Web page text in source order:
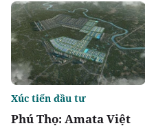
Phú Thọ: Amata Việt
Xúc tiến đầu tư